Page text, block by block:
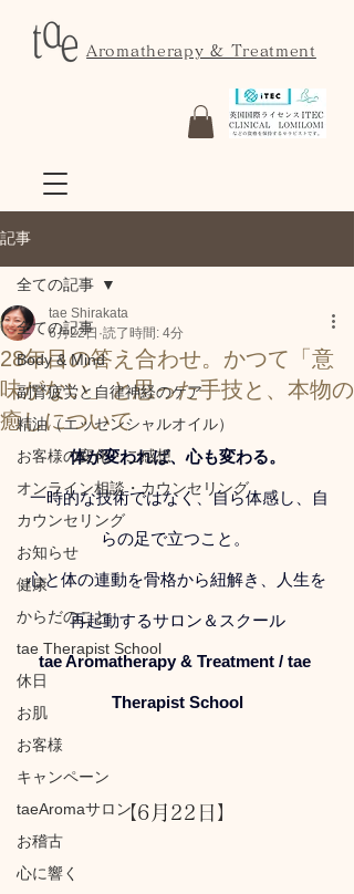
Aromatherapy & Treatment
記事
全ての記事
Body & Mind
副腎疲労と自律神経のケア
精油（エッセンシャルオイル）
お客様の変化・ご感想
オンライン相談・カウンセリング
カウンセリング
お知らせ
健康
からだのこと
tae Therapist School
休日
お肌
お客様
キャンペーン
taeAromaサロン
お稽古
心に響く
全ての記事
28年目の答え合わせ。かつて「意
味がない」と思った手技と、本物の
癒しについて
tae Shirakata
6月22日 読了時間: 4分
体が変われば、心も変わる。
一時的な技術ではなく、自ら体感し、自
らの足で立つこと。
心と体の連動を骨格から紐解き、人生を
再起動するサロン＆スクール
tae Aromatherapy & Treatment / tae
Therapist School
【6月22日 】